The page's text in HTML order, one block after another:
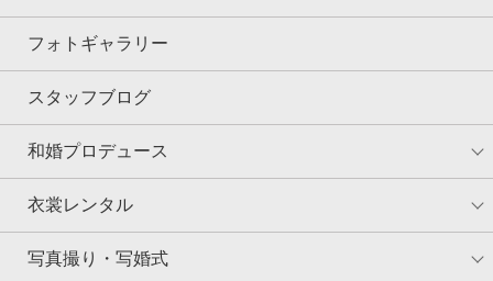
フォトギャラリー
スタッフブログ
和婚プロデュース
衣裳レンタル
写真撮り・写婚式